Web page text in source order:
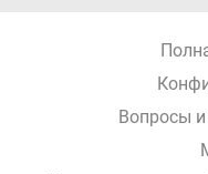
Вопросы